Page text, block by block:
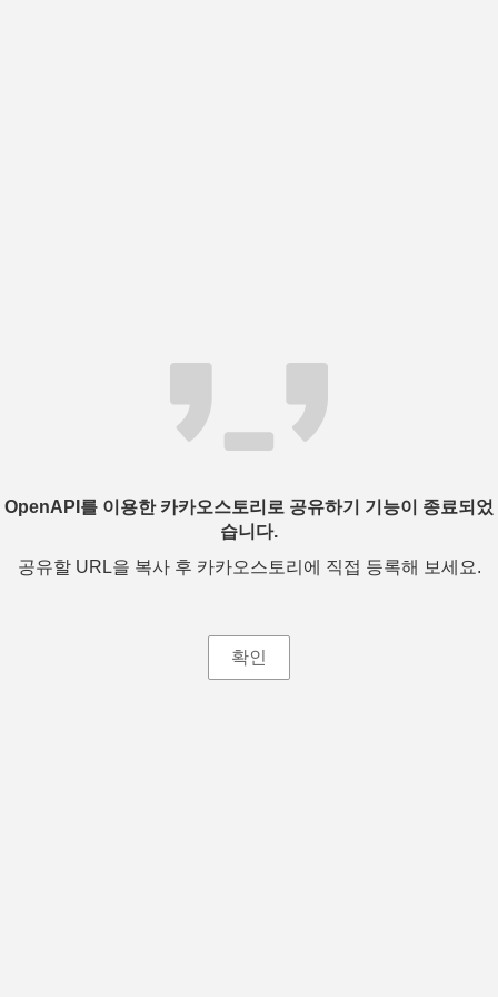
OpenAPI를 이용한 카카오스토리로 공유하기 기능이 종료되었
습니다.
공유할 URL을 복사 후 카카오스토리에 직접 등록해 보세요.
확인